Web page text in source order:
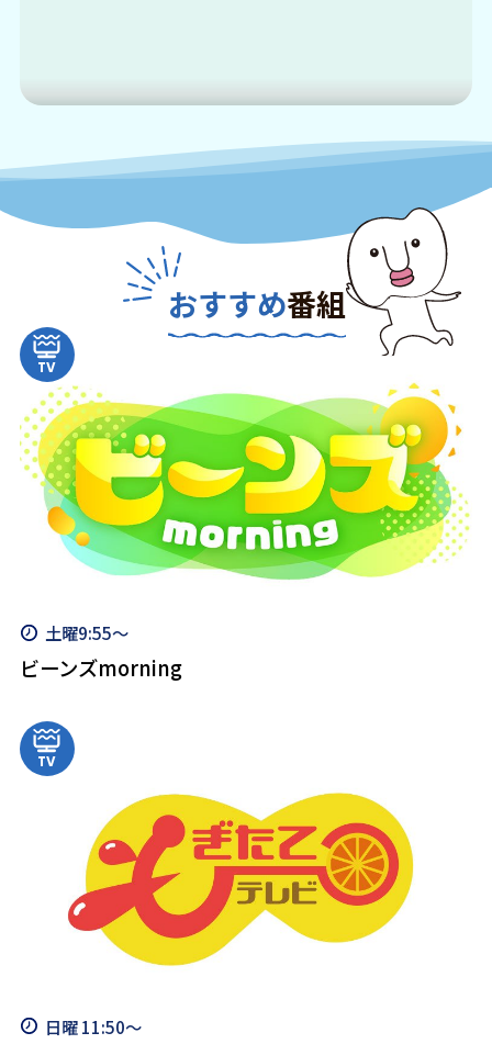
おすすめ番組
土曜9:55～
ビーンズmorning
日曜 11:50～